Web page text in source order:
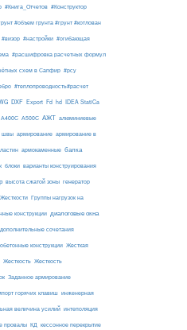
#Книга_Отчетов #Конструктор
#объем грунта #грунт #котлован
#визор #настройки #огибающая
#расшифровка расчетных формул
схем в Сапфир #рсу
#теплопроводность#расчет
DXF Export Fd hd IDEA StatiCa
А400С А500С АЖТ алюминиевые
швы армирование армирование в
армокаменные балка
блоки варианты конструирования
высота сжатой зоны генератор
Группы нагрузок на
конструкции диалоговые окна
дополнительные сочетания
конструкции Жесткая
Жесткость Жесткость
Заданное армирование
горячих клавиш инженерная
величина усилий интеполяция
провалы КД кессонное перекрытие